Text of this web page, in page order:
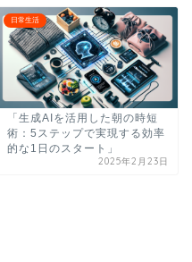
日常生活
「生成AIを活用した朝の時短
術：5ステップで実現する効率
的な1日のスタート」
2025年2月23日